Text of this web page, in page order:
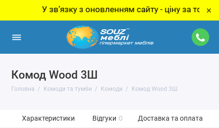
У звʼязку з оновленням сайту - ціну за товар ×
Комод Wood 3Ш
Головна Комоди та тумби Комоди Комод Wood 3Ш
Характеристики Відгуки 0 Доставка та оплата